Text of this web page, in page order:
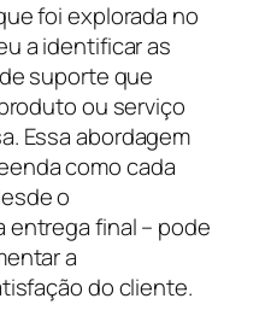
foi explorada no
a identificar as
suporte que
ou serviço
Essa abordagem
como cada
o
final – pode
a
do cliente.